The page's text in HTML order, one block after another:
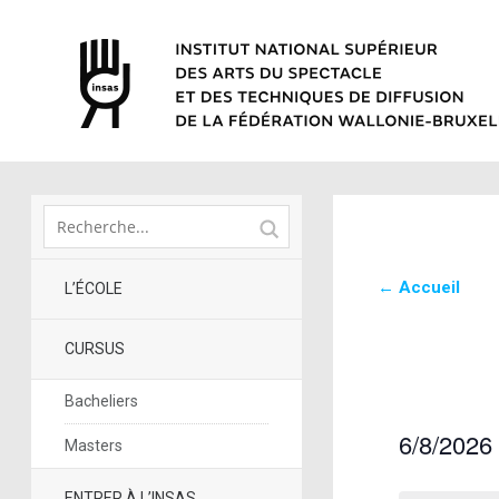
L’ÉCOLE
CURSUS
Bacheliers
Masters
← Accueil
6/8/2026